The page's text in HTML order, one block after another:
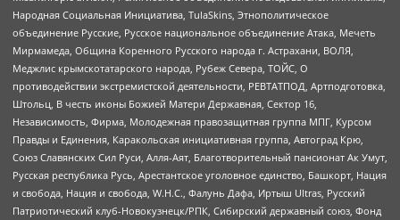
Народная Социальная Инициатива, TulaSkins, Этнополитическое
объединение Русские, Русское национальное объединение Атака, Мечеть
Мирмамеда, Община Коренного Русского народа г. Астрахани, ВОЛЯ,
Меджлис крымскотатарского народа, Рубеж Севера, ТОЙС, О
противодействии экстремистской деятельности, РЕВТАТПОД, Артподготовка,
Штольц, В честь иконы Божией Матери Державная, Сектор 16,
Независимость, Фирма, Молодежная правозащитная группа МПГ, Курсом
Правды и Единения, Каракольская инициативная группа, Автоград Крю,
Союз Славянских Сил Руси, Алля-Аят, Благотворительный пансионат Ак Умут,
Русская республика Русь, Арестантское уголовное единство, Башкорт, Нация
и свобода, Нация и свобода, W.H.С., Фалунь Дафа, Иртыш Ultras, Русский
Патриотический клуб-Новокузнецк/РПК, Сибирский державный союз, Фонд